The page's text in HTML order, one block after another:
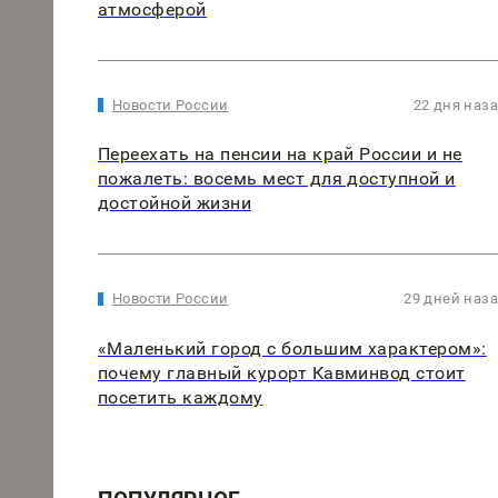
атмосферой
Новости России 22 дня
Переехать на пенсии на край России и не
пожалеть: восемь мест для доступной и
достойной жизни
Новости России 29 дней
«Маленький город с большим характером»:
почему главный курорт Кавминвод стоит
посетить каждому